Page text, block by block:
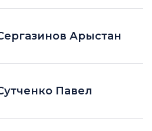
Арыстан
Павел